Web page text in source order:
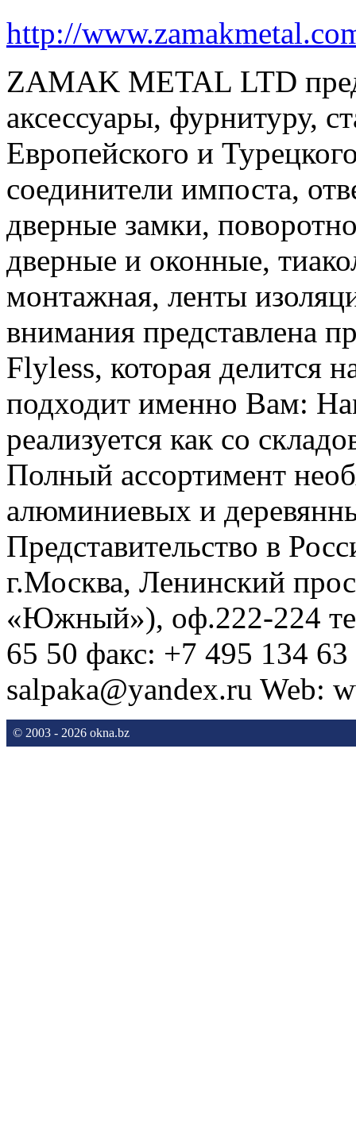
http://
ZAMAK METAL LTD
аксессуары, фурнитуру,
Европейского и
соединители импоста,
дверные замки,
дверные и оконные,
монтажная, ленты
внимания представлена
Flyless, которая делится
подходит именно Вам:
реализуется как со
Полный ассортимент
алюминиевых и
Представительство в
г.Москва, Ленинский
«Южный»), оф.222-224
65 50 факс: +7 495 134
salpaka@yandex.ru Web:
© 2003 - 2026 okna.bz